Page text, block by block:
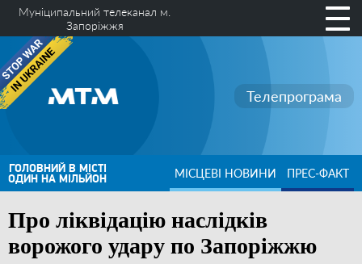
Муніципальний телеканал м.
Запоріжжя
Телепрограма
ГОЛОВНИЙ В МІСТІ
ОДИН НА МІЛЬЙОН МІСЦЕВІ НОВИНИ ПРЕС-ФАКТ
Про ліквідацію наслідків
ворожого удару по Запоріжжю